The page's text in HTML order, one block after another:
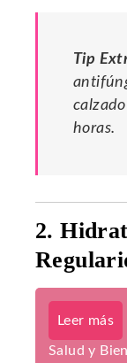
Tip
horas.
2.
Leer más
Salud y